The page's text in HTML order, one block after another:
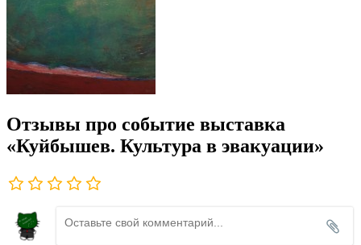
Отзывы про событие выставка
«Куйбышев. Культура в эвакуации»